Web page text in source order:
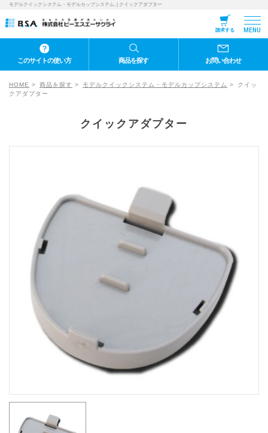
モデルクイックシステム・モデルカップシステム, | クイックアダプター
請求する MENU
このサイトの使い方 商品を探す お問い合わせ
HOME 商品を探す モデルクイックシステム・モデルカップシステム
クイッ
クアダプター
クイックアダプター